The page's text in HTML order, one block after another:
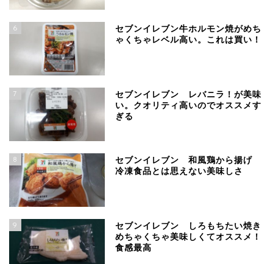
6
セブンイレブン牛ホルモン焼がめち
ゃくちゃレベル高い。これは買い！
7
セブンイレブン レバニラ！が美味
い。クオリティ高いのでオススメす
ぎる
8
セブンイレブン 和風鶏から揚げ
冷凍食品とは思えない美味しさ
9
セブンイレブン しろもちたい焼き
めちゃくちゃ美味しくてオススメ！
食感最高